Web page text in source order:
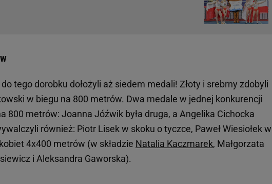
tego dorobku dołożyli aż siedem medali! Złoty i srebrny zdobyli
w biegu na 800 metrów. Dwa medale w jednej konkurencji
800 metrów: Joanna Jóźwik była druga, a Angelika Cichocka
również: Piotr Lisek w skoku o tyczce, Paweł Wiesiołek w
kobiet 4x400 metrów (w składzie Natalia Kaczmarek, Małgorzata
i Aleksandra Gaworska).